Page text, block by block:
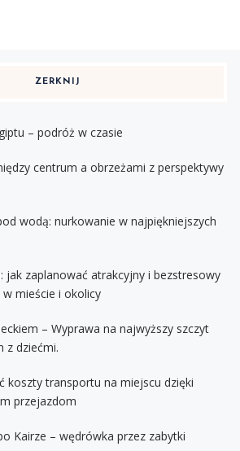
ZERKNIJ
– podróż w czasie
centrum a obrzeżami z perspektywy
wodą: nurkowanie w najpiękniejszych
jak zaplanować atrakcyjny i bezstresowy
mieście i okolicy
– Wyprawa na najwyższy szczyt
z dziećmi.
koszty transportu na miejscu dzięki
przejazdom
Kairze – wędrówka przez zabytki